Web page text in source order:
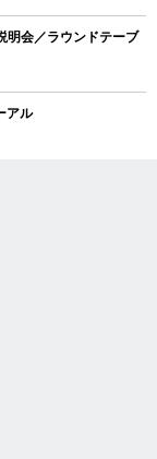
会／ラウンドテーブ
アル